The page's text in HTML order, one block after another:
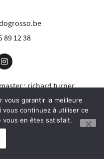
89 12 38
:richard turner
vous garantir la meilleure
continuez à utiliser ce
vous en êtes satisfait.